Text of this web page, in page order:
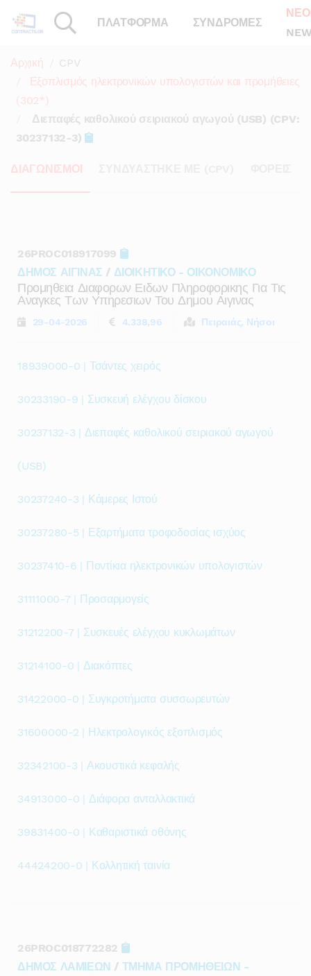
ΠΛΑΤΦΟΡΜΑ ΣΥΝΔΡΟΜΕΣ
Αρχική
CPV
Εξοπλισμός ηλεκτρονικών υπολογιστών και προμήθειες
(302*)
Διεπαφές καθολικού σειριακού αγωγού (USB) (CPV:
30237132-3)
ΔΙΑΓΩΝΙΣΜΟΙ
26PROC018917099
ΔΗΜΟΣ ΑΙΓΙΝΑΣ / ΔΙΟΙΚΗΤΙΚΟ - ΟΙΚΟΝΟΜΙΚΟ
Προμηθεια Διαφορων Ειδων Πληροφορικης Για Τις
Αναγκες Των Υπηρεσιων Του Δημου Αιγινας
29-04-2026 4.338,96 Πειραιάς, Νήσοι
18939000-0 | Τσάντες χειρός
30233190-9 | Συσκευή ελέγχου δίσκου
30237132-3 | Διεπαφές καθολικού σειριακού αγωγού
(USB)
30237240-3 | Κάμερες Ιστού
30237280-5 | Εξαρτήματα τροφοδοσίας ισχύος
30237410-6 | Ποντίκια ηλεκτρονικών υπολογιστών
31111000-7 | Προσαρμογείς
31212200-7 | Συσκευές ελέγχου κυκλωμάτων
31214100-0 | Διακόπτες
31422000-0 | Συγκροτήματα συσσωρευτών
31600000-2 | Ηλεκτρολογικός εξοπλισμός
32342100-3 | Ακουστικά κεφαλής
34913000-0 | Διάφορα ανταλλακτικά
39831400-0 | Καθαριστικά οθόνης
44424200-0 | Κολλητική ταινία
26PROC018772282
ΔΗΜΟΣ ΛΑΜΙΕΩΝ / ΤΜΗΜΑ ΠΡΟΜΗΘΕΙΩΝ -